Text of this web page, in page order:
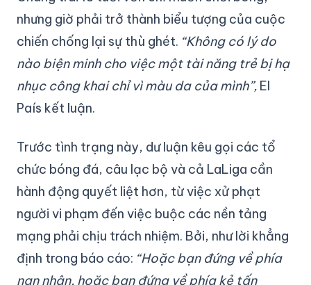
nhưng giờ phải trở thành biểu tượng của cuộc
chiến chống lại sự thù ghét. “Không có lý do
nào biện minh cho việc một tài năng trẻ bị hạ
nhục công khai chỉ vì màu da của mình”, El
País kết luận.
Trước tình trạng này, dư luận kêu gọi các tổ
chức bóng đá, câu lạc bộ và cả LaLiga cần
hành động quyết liệt hơn, từ việc xử phạt
người vi phạm đến việc buộc các nền tảng
mạng phải chịu trách nhiệm. Bởi, như lời khẳng
định trong báo cáo: “Hoặc bạn đứng về phía
nạn nhân, hoặc bạn đứng về phía kẻ tấn